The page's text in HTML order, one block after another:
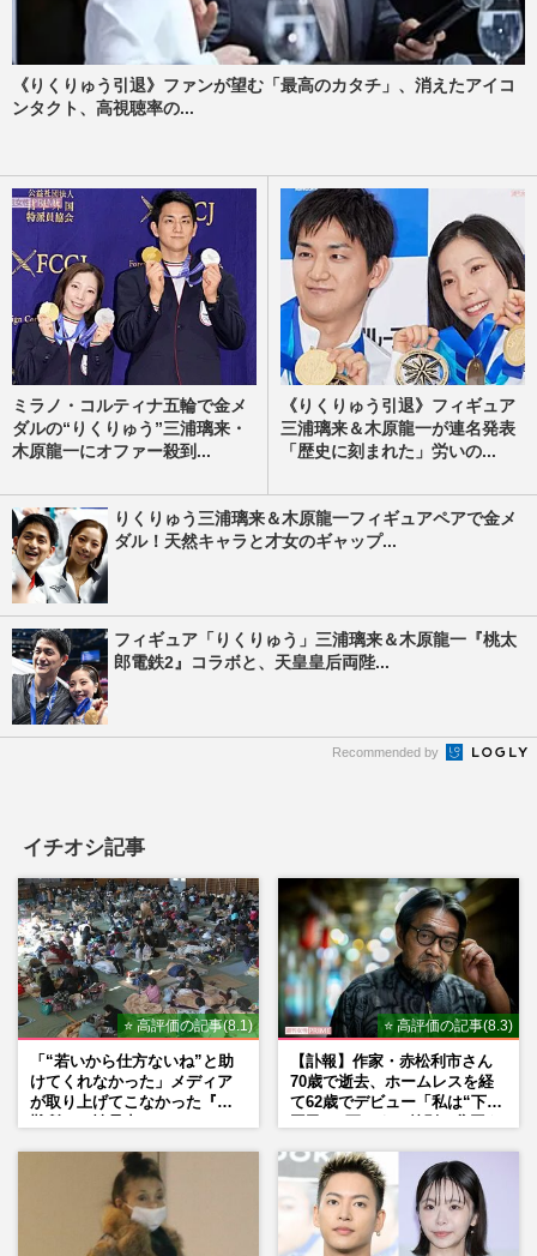
《りくりゅう引退》ファンが望む「最高のカタチ」、消えたアイコ
ンタクト、高視聴率の...
ミラノ・コルティナ五輪で金メ
ダルの“りくりゅう”三浦璃来・
木原龍一にオファー殺到...
《りくりゅう引退》フィギュア
三浦璃来＆木原龍一が連名発表
「歴史に刻まれた」労いの...
りくりゅう三浦璃来＆木原龍一フィギュアペアで金メ
ダル！天然キャラと才女のギャップ...
フィギュア「りくりゅう」三浦璃来＆木原龍一『桃太
郎電鉄2』コラボと、天皇皇后両陛...
Recommended by
イチオシ記事
⭐ 高評価の記事(8.1)
「“若いから仕方ないね”と助
けてくれなかった」メディア
が取り上げてこなかった『避
⭐ 高評価の記事(8.3)
【訃報】作家・赤松利市さん
70歳で逝去、ホームレスを経
て62歳でデビュー「私は“下級